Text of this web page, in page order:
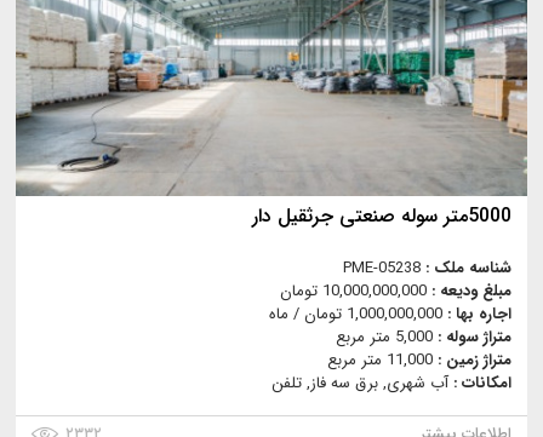
5000متر سوله صنعتی جرثقیل دار
شناسه ملک : PME-05238
مبلغ ودیعه : 10,000,000,000 تومان
اجاره بها : 1,000,000,000 تومان / ماه
متراژ سوله : 5,000 متر مربع
متراژ زمین : 11,000 متر مربع
امکانات :آب شهری, برق سه فاز, تلفن